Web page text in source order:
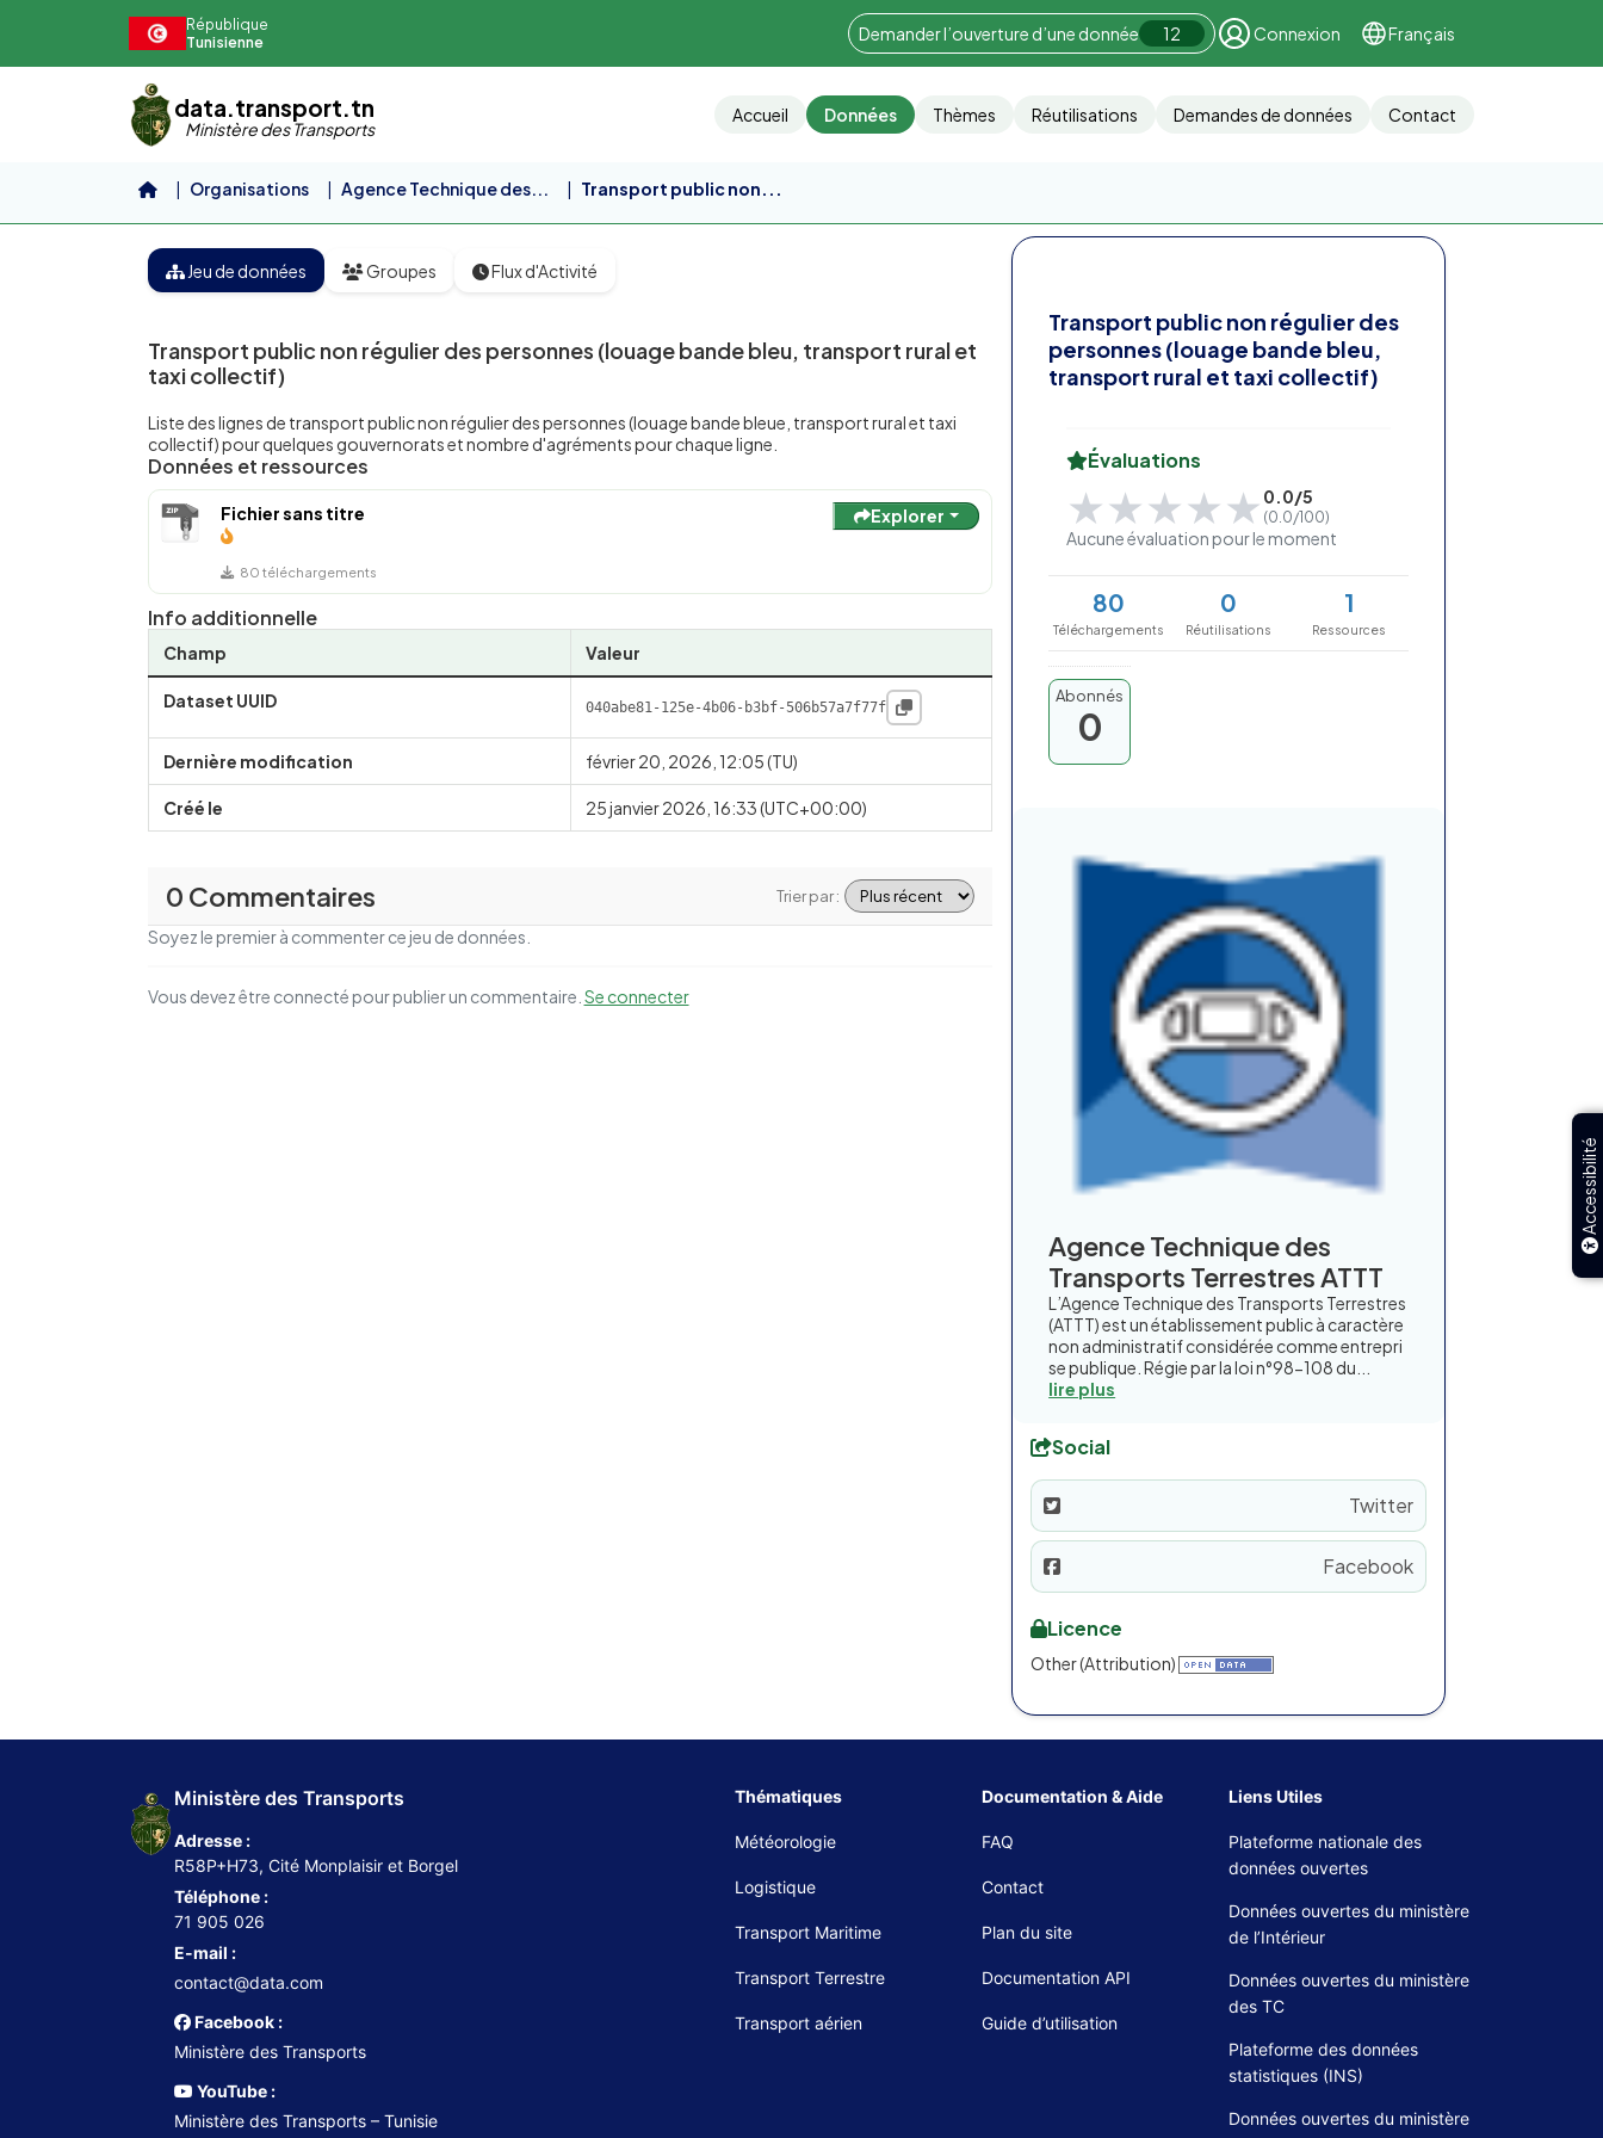
Accessibilité
République
Tunisienne
Demander l’ouverture d’une donnée 12 Connexion Français
data.transport.tn
Ministère des Transports
Accueil Données Thèmes Réutilisations Demandes de données Contact
Organisations Agence Technique des... Transport public non...
Jeu de données Groupes Flux d'Activité
Transport public non régulier des personnes (louage bande bleu, transport rural et
taxi collectif)
Liste des lignes de transport public non régulier des personnes (louage bande bleue, transport rural et taxi
collectif) pour quelques gouvernorats et nombre d'agréments pour chaque ligne.
Données et ressources
Fichier sans titre
80 téléchargements
Explorer
Info additionnelle
Champ Valeur
Dataset UUID 040abe81-125e-4b06-b3bf-506b57a7f77f
Dernière modification février 20, 2026, 12:05 (TU)
Créé le 25 janvier 2026, 16:33 (UTC+00:00)
0 Commentaires Trier par :
Soyez le premier à commenter ce jeu de données.
Vous devez être connecté pour publier un commentaire. Se connecter
Transport public non régulier des
personnes (louage bande bleu,
transport rural et taxi collectif)
Évaluations
★★★★★
★★★★★ 0.0/5
(0.0/100)
Aucune évaluation pour le moment
80
Téléchargements
0
Réutilisations
1
Ressources
Abonnés
0
Agence Technique des
Transports Terrestres ATTT
L’Agence Technique des Transports Terrestres
(ATTT) est un établissement public à caractère
non administratif considérée comme entrepri
se publique. Régie par la loi n°98-108 du...
lire plus
Social
Twitter
Facebook
Licence
Other (Attribution)
Ministère des Transports
Adresse :
R58P+H73, Cité Monplaisir et Borgel
Téléphone :
71 905 026
E-mail :
contact@data.com
Facebook :
Ministère des Transports
YouTube :
Ministère des Transports – Tunisie
Thématiques
Météorologie
Logistique
Transport Maritime
Transport Terrestre
Transport aérien
Documentation & Aide
FAQ
Contact
Plan du site
Documentation API
Guide d’utilisation
Liens Utiles
Plateforme nationale des
données ouvertes
Données ouvertes du ministère
de l’Intérieur
Données ouvertes du ministère
des TC
Plateforme des données
statistiques (INS)
Données ouvertes du ministère